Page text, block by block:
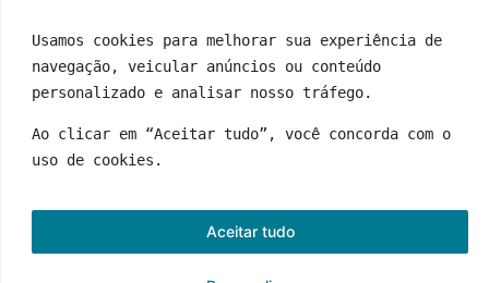
Usamos cookies para melhorar sua experiência de
navegação, veicular anúncios ou conteúdo
personalizado e analisar nosso tráfego.
Ao clicar em “Aceitar tudo”, você concorda com o
uso de cookies.
Aceitar tudo